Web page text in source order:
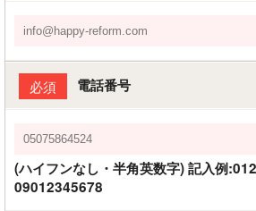
必須 電話番号
(ハイフンなし・半角英数字) 記入例
09012345678